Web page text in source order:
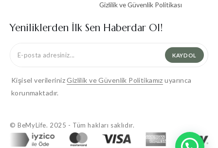
Gizlilik ve Güvenlik Politikası
Yeniliklerden İlk Sen Haberdar Ol!
KAYDOL
Kişisel verilerinizGizlilik ve Güvenlik Politikamız uyarınca
korunmaktadır.
© BeMyLife. 2025 - Tüm hakları saklıdır.